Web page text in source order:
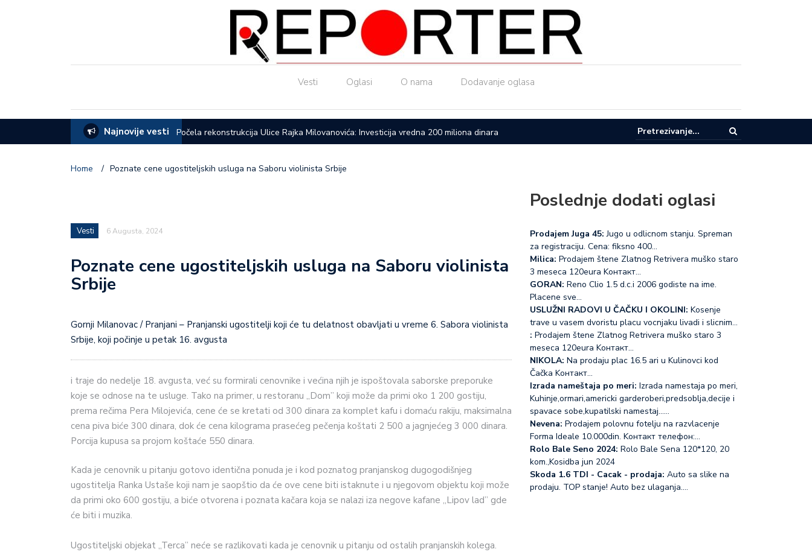
Vesti Oglasi O nama Dodavanje oglasa
Najnovije vesti Počela rekonstrukcija Ulice Rajka Milovanovića: Investicija vredna 200 miliona dinara Upućen apel za racionalnu potrošnju vode u Lučanima
Home / Poznate cene ugostiteljskih usluga na Saboru violinista Srbije
Vesti 6 Augusta, 2024
Poznate cene ugostiteljskih usluga na Saboru violinista
Srbije
Gornji Milanovac / Pranjani – Pranjanski ugostitelji koji će tu delatnost obavljati u vreme 6. Sabora violinista
Srbije, koji počinje u petak 16. avgusta
i traje do nedelje 18. avgusta, već su formirali cenovnike i većina njih je ispoštovala saborske preporuke
koje se odnose na te usluge. Tako na primer, u restoranu „Dom” koji može da primi oko 1 200 gostiju,
prema rečima Pera Milojevića, cene će se kretati od 300 dinara za komplet kafu i domaću rakiju, maksimalna
cena piva biće 300 dinara, dok će cena kilograma prasećeg pečenja koštati 2 500 a jagnjećeg 3 000 dinara.
Porcija kupusa sa projom koštaće 550 dinara.
Kada je cenovnik u pitanju gotovo identična ponuda je i kod poznatog pranjanskog dugogodišnjeg
ugostitelja Ranka Ustaše koji nam je saopštio da će ove cene biti istaknute i u njegovom objektu koji može
da primi oko 600 gostiju, a biće otvorena i poznata kačara koja se nalazi iza negove kafane „Lipov lad” gde
će biti i muzika.
Ugostiteljski objekat „Terca” neće se razlikovati kada je cenovnik u pitanju od ostalih pranjanskih kolega.
Poslednje dodati oglasi
Prodajem Juga 45: Jugo u odlicnom stanju. Spreman
za registraciju. Cena: fiksno 400…
Milica: Prodajem štene Zlatnog Retrivera muško staro
3 meseca 120eura Koнтакт…
GORAN: Reno Clio 1.5 d.c.i 2006 godiste na ime.
Placene sve…
USLUŽNI RADOVI U ČAČKU I OKOLINI: Kosenje
trave u vasem dvoristu placu vocnjaku livadi i slicnim…
: Prodajem štene Zlatnog Retrivera muško staro 3
meseca 120eura Koнтакт…
NIKOLA: Na prodaju plac 16.5 ari u Kulinovci kod
Čačka Koнтакт…
Izrada nameštaja po meri: Izrada namestaja po meri,
Kuhinje,ormari,americki garderoberi,predsoblja,decije i
spavace sobe,kupatilski namestaj...…
Nevena: Prodajem polovnu fotelju na razvlacenje
Forma Ideale 10.000din. Koнтакт телефон:…
Rolo Bale Seno 2024: Rolo Bale Sena 120*120, 20
kom.,Kosidba jun 2024
Skoda 1.6 TDI - Cacak - prodaja: Auto sa slike na
prodaju. TOP stanje! Auto bez ulaganja.…